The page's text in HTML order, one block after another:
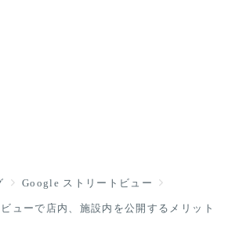
Google ストリートビュー
ューで店内、施設内を公開するメリット